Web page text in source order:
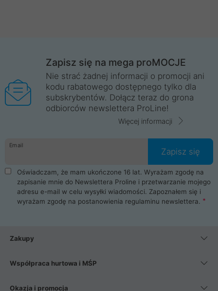
Zapisz się na mega proMOCJE
Nie strać żadnej informacji o promocji ani
kodu rabatowego dostępnego tylko dla
subskrybentów. Dołącz teraz do grona
odbiorców newslettera ProLine!
Więcej informacji
Email
Zapisz się
Oświadczam, że mam ukończone 16 lat. Wyrażam zgodę na
zapisanie mnie do Newslettera Proline i przetwarzanie mojego
adresu e-mail w celu wysyłki wiadomości. Zapoznałem się i
wyrażam zgodę na postanowienia regulaminu newslettera.
Zakupy
Współpraca hurtowa i MŚP
Okazja i promocja